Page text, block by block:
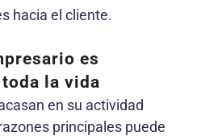
hacia el cliente.
es
la vida
en su actividad
principales puede